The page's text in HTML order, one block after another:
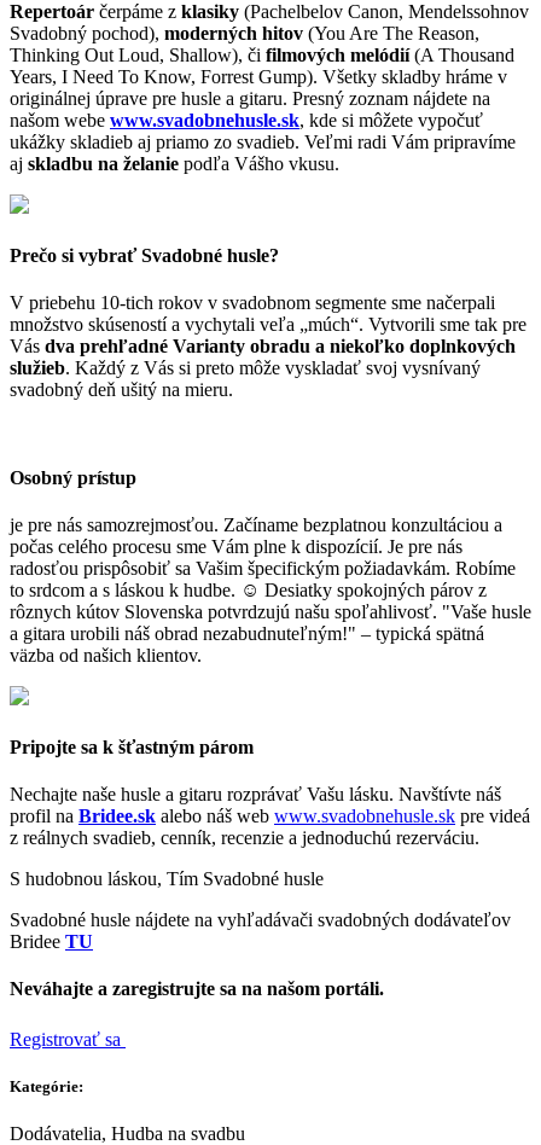
Repertoár čerpáme z klasiky (Pachelbelov Canon, Mendelssohnov
Svadobný pochod), moderných hitov (You Are The Reason,
Thinking Out Loud, Shallow), či filmových melódií(A Thousand
Years, I Need To Know, Forrest Gump). Všetky skladby hráme v
originálnej úprave pre husle a gitaru. Presný zoznam nájdete na
našom webe www.svadobnehusle.sk, kde si môžete vypočuť
ukážky skladieb aj priamo zo svadieb. Veľmi radi Vám pripravíme
aj skladbu na želanie podľa Vášho vkusu.
Prečo si vybrať Svadobné husle?
V priebehu 10-tich rokov v svadobnom segmente sme načerpali
množstvo skúseností a vychytali veľa „múch“. Vytvorili sme tak pre
Vás dva prehľadné Varianty obradu a niekoľko doplnkových
služieb. Každý z Vás si preto môže vyskladať svoj vysnívaný
svadobný deň ušitý na mieru.
Osobný prístup
je pre nás samozrejmosťou. Začíname bezplatnou konzultáciou a
počas celého procesu sme Vám plne k dispozícií. Je pre nás
radosťou prispôsobiť sa Vašim špecifickým požiadavkám. Robíme
to srdcom a s láskou k hudbe. ☺ Desiatky spokojných párov z
rôznych kútov Slovenska potvrdzujú našu spoľahlivosť. "Vaše husle
a gitara urobili náš obrad nezabudnuteľným!" – typická spätná
väzba od našich klientov.
Pripojte sa k šťastným párom
Nechajte naše husle a gitaru rozprávať Vašu lásku. Navštívte náš
profil na Bridee.sk alebo náš web www.svadobnehusle.sk pre videá
z reálnych svadieb, cenník, recenzie a jednoduchú rezerváciu.
S hudobnou láskou, Tím Svadobné husle
Svadobné husle nájdete na vyhľadávači svadobných dodávateľov
Bridee TU
Neváhajte a zaregistrujte sa na našom portáli.
Registrovať sa
Kategórie:
Dodávatelia, Hudba na svadbu